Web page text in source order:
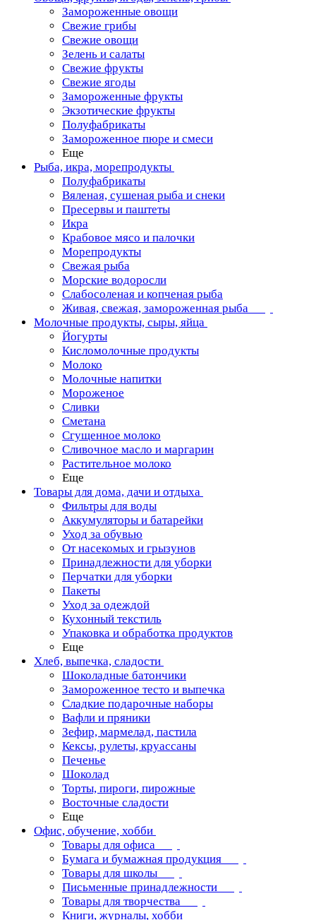
Замороженные овощи
Свежие грибы
Свежие овощи
Зелень и салаты
Свежие фрукты
Свежие ягоды
Замороженные фрукты
Экзотические фрукты
Полуфабрикаты
Замороженное пюре и смеси
Еще
Рыба, икра, морепродукты
Полуфабрикаты
Вяленая, сушеная рыба и снеки
Пресервы и паштеты
Икра
Крабовое мясо и палочки
Морепродукты
Свежая рыба
Морские водоросли
Слабосоленая и копченая рыба
Живая, свежая, замороженная рыба
Молочные продукты, сыры, яйца
Йогурты
Кисломолочные продукты
Молоко
Молочные напитки
Мороженое
Сливки
Сметана
Сгущенное молоко
Сливочное масло и маргарин
Растительное молоко
Еще
Товары для дома, дачи и отдыха
Фильтры для воды
Аккумуляторы и батарейки
Уход за обувью
От насекомых и грызунов
Принадлежности для уборки
Перчатки для уборки
Пакеты
Уход за одеждой
Кухонный текстиль
Упаковка и обработка продуктов
Еще
Хлеб, выпечка, сладости
Шоколадные батончики
Замороженное тесто и выпечка
Сладкие подарочные наборы
Вафли и пряники
Зефир, мармелад, пастила
Кексы, рулеты, круассаны
Печенье
Шоколад
Торты, пироги, пирожные
Восточные сладости
Еще
Офис, обучение, хобби
Товары для офиса
Бумага и бумажная продукция
Товары для школы
Письменные принадлежности
Товары для творчества
Книги, журналы, хобби